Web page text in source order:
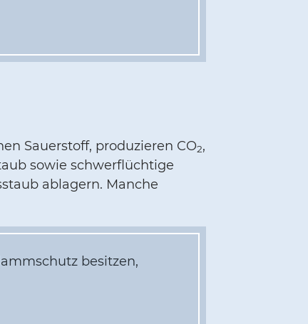
Sauerstoff, produzieren CO2,
sowie schwerflüchtige
ablagern. Manche
besitzen,